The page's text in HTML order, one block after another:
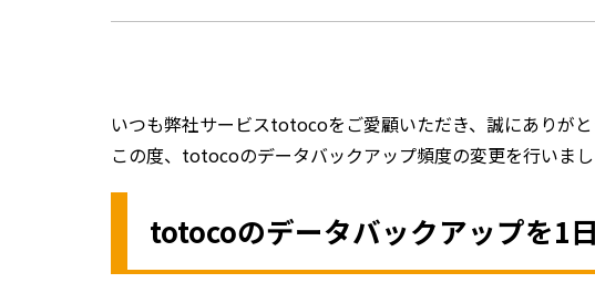
いつも弊社サービスtotocoをご愛顧いただき、誠にありがと
この度、totocoのデータバックアップ頻度の変更を行いまし
totocoのデータバックアップを1